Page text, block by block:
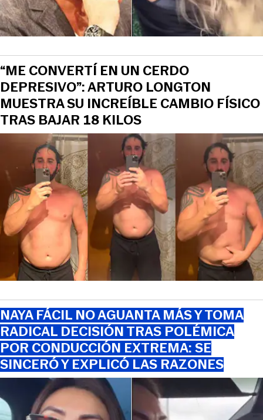
“ME CONVERTÍ EN UN CERDO
DEPRESIVO”: ARTURO LONGTON
MUESTRA SU INCREÍBLE CAMBIO FÍSICO
TRAS BAJAR 18 KILOS
NAYA FÁCIL NO AGUANTA MÁS Y TOMA
RADICAL DECISIÓN TRAS POLÉMICA
POR CONDUCCIÓN EXTREMA: SE
SINCERÓ Y EXPLICÓ LAS RAZONES